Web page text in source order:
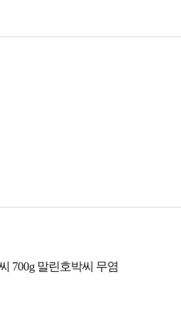
700g 말린호박씨 무염